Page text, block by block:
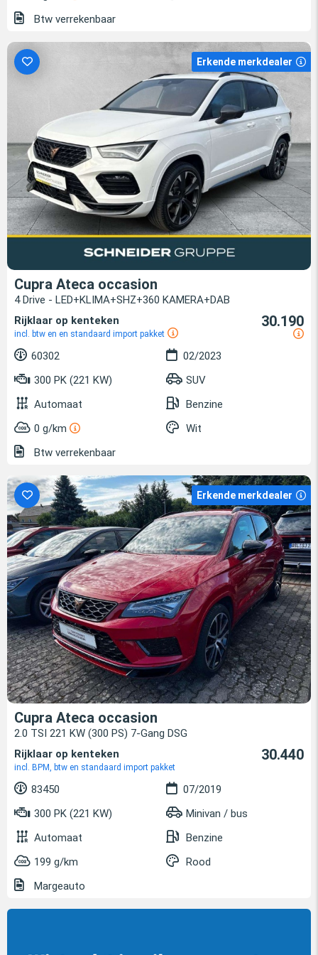
Btw verrekenbaar
Erkende merkdealer
Cupra Ateca occasion
4 Drive - LED+KLIMA+SHZ+360 KAMERA+DAB
Rijklaar op kenteken
incl. btw en en standaard import pakket
30.190
60302
02/2023
300 PK (221 KW)
SUV
Automaat
Benzine
0 g/km
Wit
Btw verrekenbaar
Erkende merkdealer
Cupra Ateca occasion
2.0 TSI 221 KW (300 PS) 7-Gang DSG
Rijklaar op kenteken
incl. BPM, btw en standaard import pakket
30.440
83450
07/2019
300 PK (221 KW)
Minivan / bus
Automaat
Benzine
199 g/km
Rood
Margeauto